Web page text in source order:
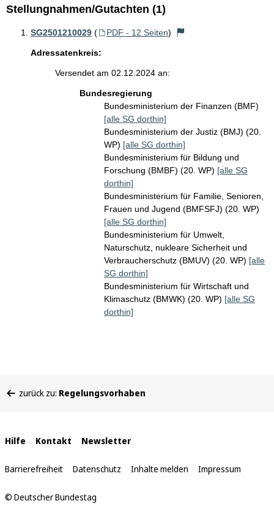
Stellungnahmen/Gutachten (1)
SG2501210029 ( PDF - 12 Seiten)
Adressatenkreis:
Versendet am 02.12.2024 an:
Bundesregierung
Bundesministerium der Finanzen (BMF)
[alle SG dorthin]
Bundesministerium der Justiz (BMJ) (20.
WP) [alle SG dorthin]
Bundesministerium für Bildung und
Forschung (BMBF) (20. WP) [alle SG
dorthin]
Bundesministerium für Familie, Senioren,
Frauen und Jugend (BMFSFJ) (20. WP)
[alle SG dorthin]
Bundesministerium für Umwelt,
Naturschutz, nukleare Sicherheit und
Verbraucherschutz (BMUV) (20. WP) [alle
SG dorthin]
Bundesministerium für Wirtschaft und
Klimaschutz (BMWK) (20. WP) [alle SG
dorthin]
befinden
zurück zu: Regelungsvorhaben
Interne
Links
Hilfe Kontakt Newsletter
Barrierefreiheit Datenschutz Inhalte melden Impressum
© Deutscher Bundestag